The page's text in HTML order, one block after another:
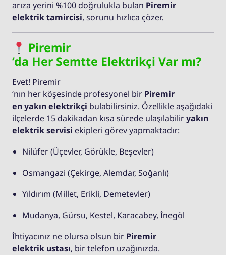
arıza yerini %100 doğrulukla bulan Piremir
elektrik tamircisi, sorunu hızlıca çözer.
Piremir
’da Her Semtte Elektrikçi Var mı?
Evet! Piremir
‘nın her köşesinde profesyonel bir Piremir
en yakın elektrikçi bulabilirsiniz. Özellikle aşağıdaki
ilçelerde 15 dakikadan kısa sürede ulaşılabiliryakın
elektrik servisi ekipleri görev yapmaktadır:
Nilüfer (Üçevler, Görükle, Beşevler)
Osmangazi (Çekirge, Alemdar, Soğanlı)
Yıldırım (Millet, Erikli, Demetevler)
Mudanya, Gürsu, Kestel, Karacabey, İnegöl
İhtiyacınız ne olursa olsun bir Piremir
elektrik ustası, bir telefon uzağınızda.